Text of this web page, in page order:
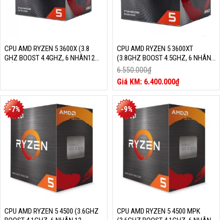
CPU AMD RYZEN 5 3600X (3.8
GHZ BOOST 4.4GHZ, 6 NHÂN12
CPU AMD RYZEN 5 3600XT
(3.8GHZ BOOST 4.5GHZ, 6 NHÂN
12 LUỒNG, 32MB CACHE, 95W) –
SOCKET AM4
6.550.000₫
Giá
gốc
là:
6.550.000₫.
6.400.000₫
Giá
hiện
tại
là:
6.400.000₫.
-7%
CPU AMD RYZEN 5 4500 (3.6GHZ
-9%
CPU AMD RYZEN 5 4500 MPK